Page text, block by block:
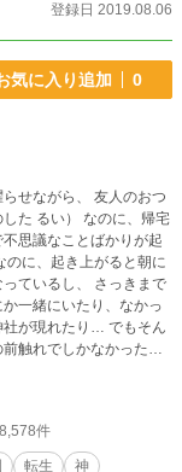
登録日 2019.08.06
気に入り追加 0
せながら、 友人のおつ
た るい） なのに、帰宅
思議なことばかりが起
ているし、 さっきまで
一緒にいたり、なかっ
れたり… でもそん
触れでしかなかった。
たのか…このあと私は
ーー
ャンル、どのサイトに
書いては掲載していろ
件
転生
神